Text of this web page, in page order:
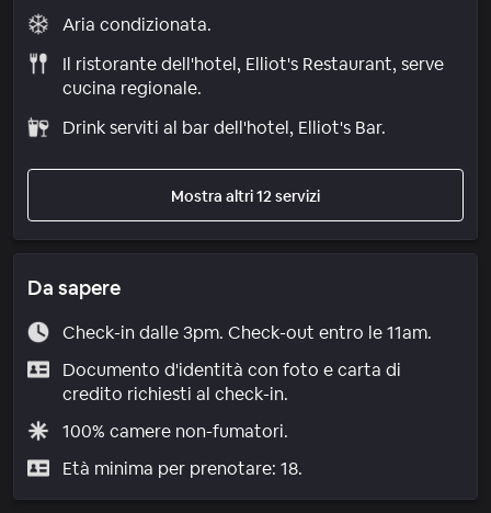
Aria condizionata.
Il ristorante dell'hotel, Elliot's Restaurant, serve
cucina regionale.
Drink serviti al bar dell'hotel, Elliot's Bar.
Mostra altri 12 servizi
Da sapere
Check-in dalle 3pm. Check-out entro le 11am.
Documento d'identità con foto e carta di
credito richiesti al check-in.
100% camere non-fumatori.
Età minima per prenotare: 18.